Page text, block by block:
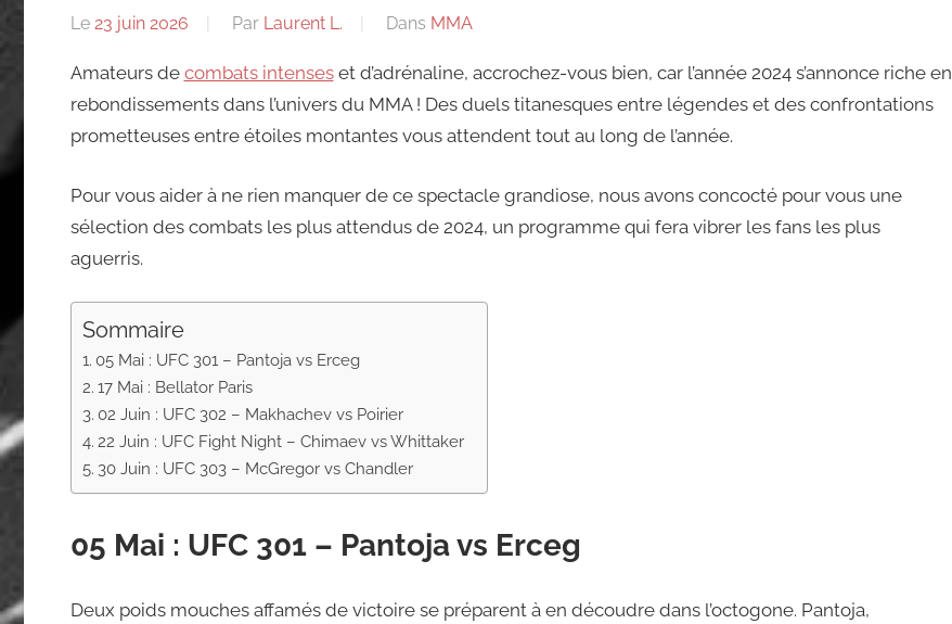
Le 23 juin 2026 Par Laurent L. Dans MMA
Amateurs de combats intenseset d’adrénaline, accrochez-vous bien, car l’année 2024 s’annonce riche en
rebondissements dans l’univers du MMA ! Des duels titanesques entre légendes et des confrontations
prometteuses entre étoiles montantes vous attendent tout au long de l’année.
Pour vous aider à ne rien manquer de ce spectacle grandiose, nous avons concocté pour vous une
sélection des combats les plus attendus de 2024, un programme qui fera vibrer les fans les plus
aguerris.
Sommaire
05 Mai : UFC 301 – Pantoja vs Erceg
17 Mai : Bellator Paris
02 Juin : UFC 302 – Makhachev vs Poirier
22 Juin : UFC Fight Night – Chimaev vs Whittaker
30 Juin : UFC 303 – McGregor vs Chandler
05 Mai : UFC 301 – Pantoja vs Erceg
Deux poids mouches affamés de victoire se préparent à en découdre dans l’octogone. Pantoja,